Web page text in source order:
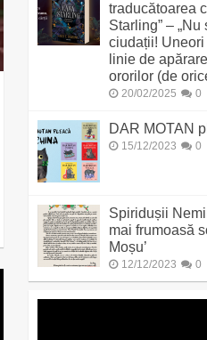
traducătoarea
Starling” –
ciudații!
linie de
ororilor (de
20/02/2025 0
DAR MOTAN
15/12/2023 0
Spiridușii
mai frumoasă
Moșu’
12/12/2023 0